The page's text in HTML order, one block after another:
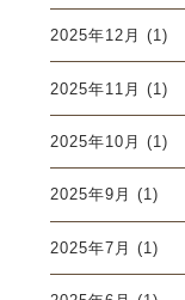
2025年12月 (1)
2025年11月 (1)
2025年10月 (1)
2025年9月 (1)
2025年7月 (1)